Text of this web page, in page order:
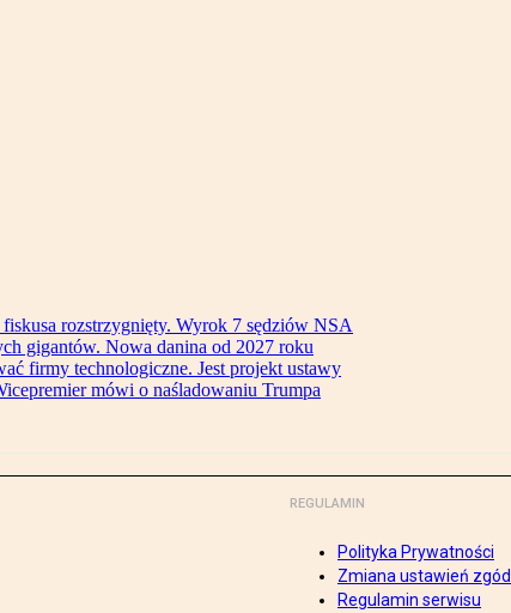
rozstrzygnięty. Wyrok 7 sędziów NSA
gigantów. Nowa danina od 2027 roku
firmy technologiczne. Jest projekt ustawy
mówi o naśladowaniu Trumpa
REGULAMIN
Polityka Prywatności
Zmiana ustawień zgód
Regulamin serwisu